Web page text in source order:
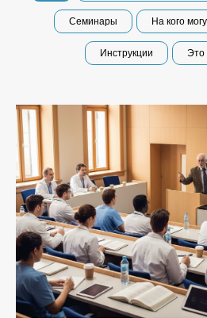
Семинары На кого
Инструкции Это